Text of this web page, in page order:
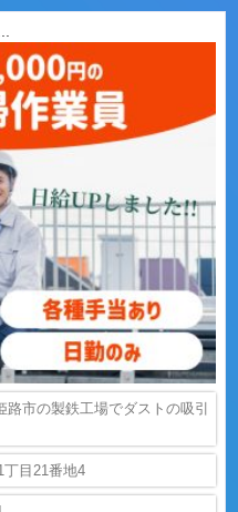
路市の製鉄工場でダストの吸引
目21番地4